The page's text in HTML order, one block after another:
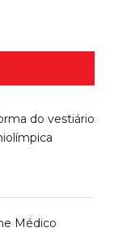
do vestiário
Médico